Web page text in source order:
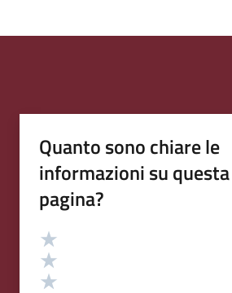
Quanto sono chiare le
informazioni su questa
pagina?
Valutazione